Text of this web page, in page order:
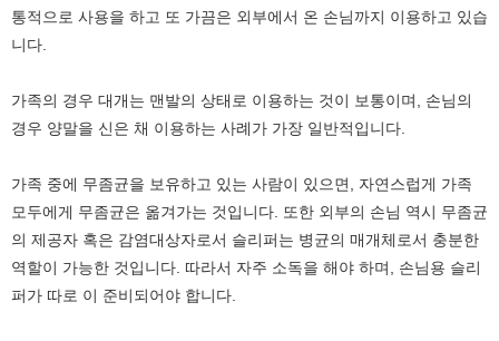
통적으로 사용을 하고 또 가끔은 외부에서 온 손님까지 이용하고 있습
니다.
가족의 경우 대개는 맨발의 상태로 이용하는 것이 보통이며, 손님의
경우 양말을 신은 채 이용하는 사례가 가장 일반적입니다.
가족 중에 무좀균을 보유하고 있는 사람이 있으면, 자연스럽게 가족
모두에게 무좀균은 옮겨가는 것입니다. 또한 외부의 손님 역시 무좀균
의 제공자 혹은 감염대상자로서 슬리퍼는 병균의 매개체로서 충분한
역할이 가능한 것입니다. 따라서 자주 소독을 해야 하며, 손님용 슬리
퍼가 따로 이 준비되어야 합니다.